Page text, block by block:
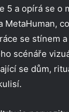
5 a opírá se o
MetaHuman,
se stínem
scénáře
se dům,